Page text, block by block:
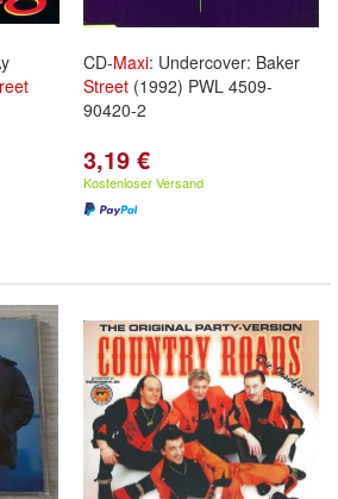
CD-Maxi: Undercover: Baker
Street (1992) PWL 4509-
90420-2
3,19 €
Kostenloser Versand